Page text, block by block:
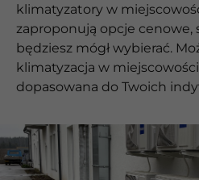
klimatyzatory w
zaproponują opcje cenowe,
będziesz mógł wybierać.
klimatyzacja w
dopasowana do Twoich